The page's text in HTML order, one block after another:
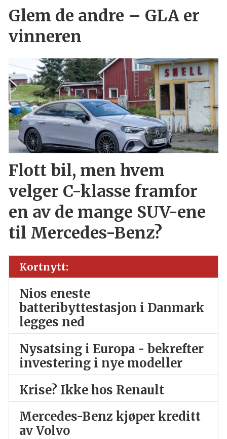
Glem de andre – GLA er
vinneren
Flott bil, men hvem
velger C-klasse framfor
en av de mange SUV-ene
til Mercedes-Benz?
Kortnytt:
Nios eneste
batteribyttestasjon i Danmark
legges ned
Nysatsing i Europa - bekrefter
investering i nye modeller
Krise? Ikke hos Renault
Mercedes-Benz kjøper kreditt
av Volvo